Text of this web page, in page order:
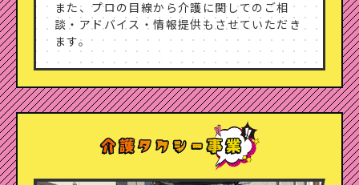
また、プロの目線から介護に関してのご相
談・アドバイス・情報提供もさせていただき
ます。